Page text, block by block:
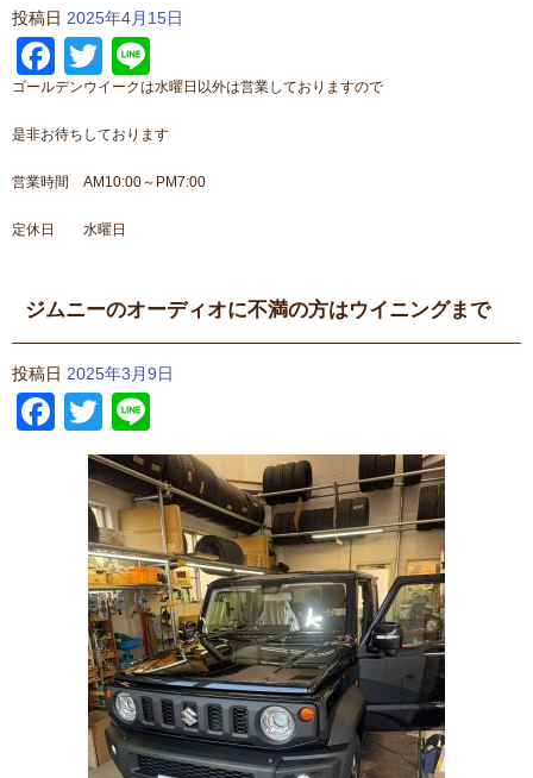
投稿日 2025年4月15日
Facebook
Twitter
ゴールデンウイークは水曜日以外は営業しておりますので
是非お待ちしております
営業時間 AM10:00～PM7:00
定休日 水曜日
ジムニーのオーディオに不満の方はウイニングまで
投稿日 2025年3月9日
Facebook
Twitter